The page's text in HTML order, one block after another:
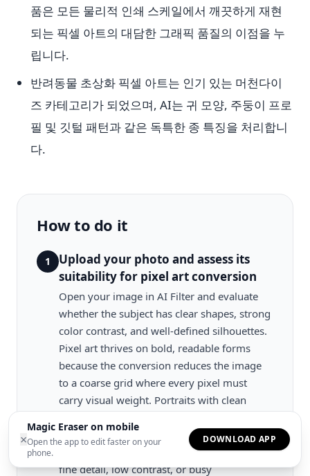
×
Magic Eraser on mobile
Open the app to edit faster on your
phone.
DOWNLOAD APP
품은 모든 물리적 인쇄 스케일에서 깨끗하게 재현
되는 픽셀 아트의 대담한 그래픽 품질의 이점을 누
립니다.
반려동물 초상화 픽셀 아트는 인기 있는 머천다이
즈 카테고리가 되었으며, AI는 귀 모양, 주둥이 프로
필 및 깃털 패턴과 같은 독특한 종 특징을 처리합니
다.
How to do it
1
Upload your photo and assess its
suitability for pixel art conversion
Open your image in AI Filter and evaluate
whether the subject has clear shapes, strong
color contrast, and well-defined silhouettes.
Pixel art thrives on bold, readable forms
because the conversion reduces the image
to a coarse grid where every pixel must
carry visual weight. Portraits with clean
and landscapes with layered depth planes
convert most well. Images with excessive
fine detail, low contrast, or busy